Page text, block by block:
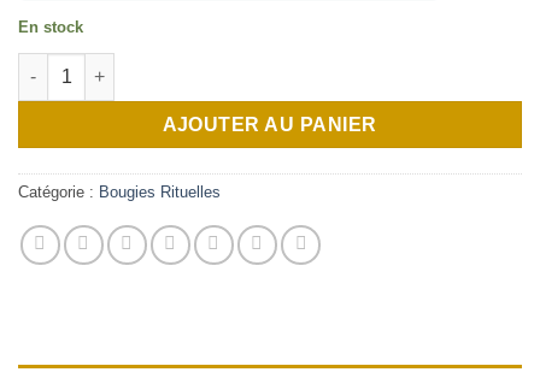
En stock
quantité de Bougie de rituel - Prospérité
AJOUTER AU PANIER
Catégorie : Bougies Rituelles